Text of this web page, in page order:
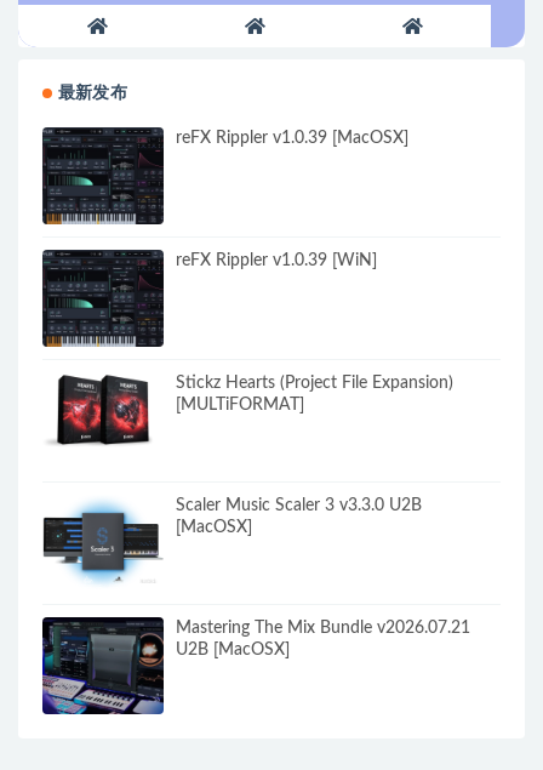
最新发布
reFX Rippler v1.0.39 [MacOSX]
reFX Rippler v1.0.39 [WiN]
Stickz Hearts (Project File Expansion)
[MULTiFORMAT]
Scaler Music Scaler 3 v3.3.0 U2B
[MacOSX]
Mastering The Mix Bundle v2026.07.21
U2B [MacOSX]